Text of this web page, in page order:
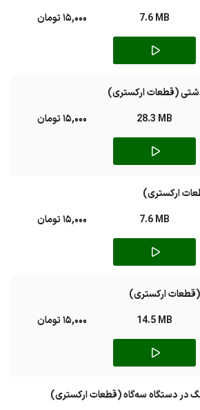
7.6 MB 15,000 تومان
دشتی (قطعات ارکستری)
28.3 MB 15,000 تومان
ارکستری)
7.6 MB 15,000 تومان
ارکستری)
14.5 MB 15,000 تومان
در دستگاه سه‌گاه (قطعات ارکستری)